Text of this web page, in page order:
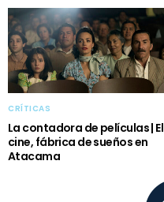
CRÍTICAS
La contadora de películas | El
cine, fábrica de sueños en
Atacama